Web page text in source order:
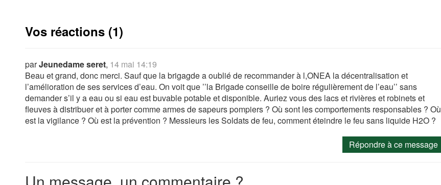
Vos réactions (1)
parJeunedame seret, 14 mai 14:19
Beau et grand, donc merci. Sauf que la brigagde a oublié de recommander à l,ONEA la décentralisation et
l’amélioration de ses services d’eau. On voit que ’’la Brigade conseille de boire régulièrement de l’eau’’ sans
demander s’il y a eau ou si eau est buvable potable et disponible. Auriez vous des lacs et rivières et robinets et
fleuves à distribuer et à porter comme armes de sapeurs pompiers ? Où sont les comportements responsables ? Où
est la vigilance ? Où est la prévention ? Messieurs les Soldats de feu, comment éteindre le feu sans liquide H2O ?
Répondre à ce message